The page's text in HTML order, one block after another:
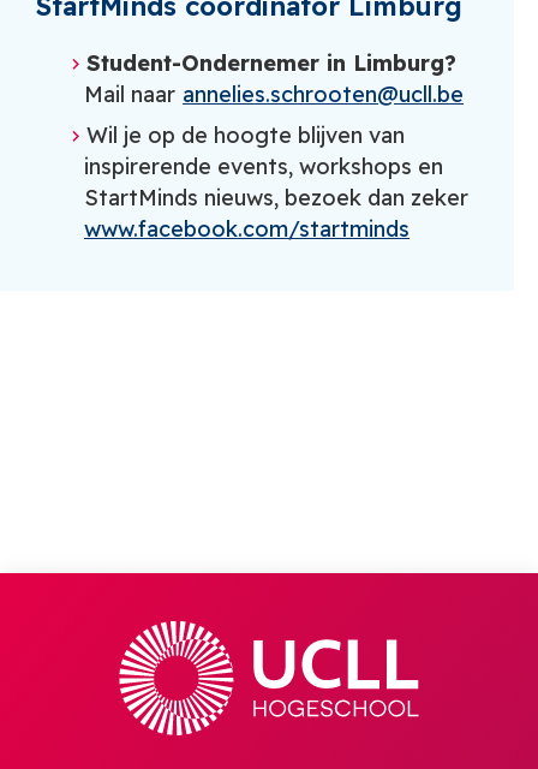
Student-Ondernemer in Limburg?
Mail naar annelies.schrooten@ucll.be
Wil je op de hoogte blijven van
inspirerende events, workshops en
StartMinds nieuws, bezoek dan zeker
www.facebook.com/startminds